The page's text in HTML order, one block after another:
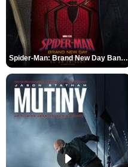
Spider-Man: Brand New Day Bande-annonce VO STFR